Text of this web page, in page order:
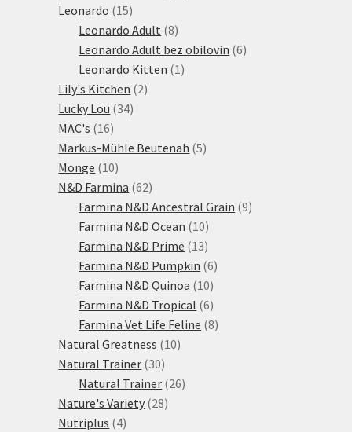
Leonardo 1515
produktů
Leonardo Adult 88
produktů
Leonardo Adult bez obilovin 66
Leonardo Kitten 1 1
Lily's Kitchen 22
Lucky Lou 3434
MAC's 1616
produktů
Markus-Mühle Beutenah 55
Monge 1010
produktů
N&D Farmina 6262
produktů
Farmina N&D Ancestral Grain 99
Farmina N&D Ocean 1010
produktů
Farmina N&D Prime 1313
produktů
Farmina N&D Pumpkin 66
Farmina N&D Quinoa 1010
produktů
Farmina N&D Tropical 66
produktů
Farmina Vet Life Feline 88
Natural Greatness 1010
Natural Trainer 3030
produktů
Natural Trainer 2626
Nature's Variety 2828
Nutriplus 44